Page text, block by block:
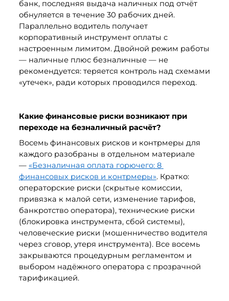
банк, последняя выдача наличных под отчёт
обнуляется в течение 30 рабочих дней.
Параллельно водитель получает
корпоративный инструмент оплаты с
настроенным лимитом. Двойной режим работы
— наличные плюс безналичные — не
рекомендуется: теряется контроль над схемами
«утечек», ради которых проводился переход.
Какие финансовые риски возникают при
переходе на безналичный расчёт?
Восемь финансовых рисков и контрмеры для
каждого разобраны в отдельном материале
— «Безналичная оплата горючего: 8
финансовых рисков и контрмеры». Кратко:
операторские риски (скрытые комиссии,
привязка к малой сети, изменение тарифов,
банкротство оператора), технические риски
(блокировка инструмента, сбой системы),
человеческие риски (мошенничество водителя
через сговор, утеря инструмента). Все восемь
закрываются процедурным регламентом и
выбором надёжного оператора с прозрачной
тарификацией.